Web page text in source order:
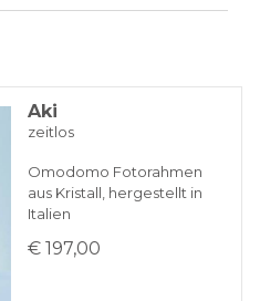
Aki
zeitlos
Omodomo Fotorahmen
aus Kristall, hergestellt in
Italien
€ 197,00